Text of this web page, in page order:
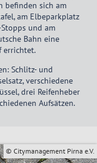
befinden sich am
am Elbeparkplatz
und am
Bahn eine
errichtet.
Schlitz- und
verschiedene
drei Reifenheber
Aufsätzen.
© Citymanagement Pirna e.V.